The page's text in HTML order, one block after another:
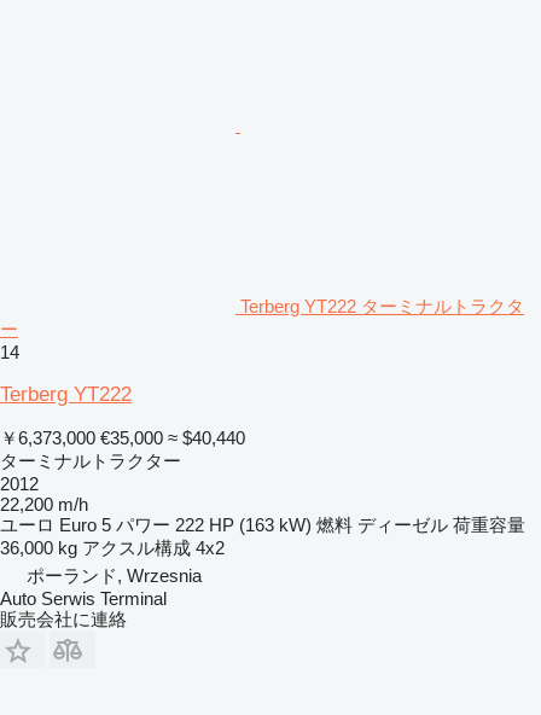
Terberg YT222 ターミナルトラクタ
ー
14
Terberg YT222
￥6,373,000 €35,000 ≈ $40,440
ターミナルトラクター
2012
22,200 m/h
ユーロ Euro 5 パワー 222 HP (163 kW) 燃料 ディーゼル 荷重容量
36,000 kg アクスル構成 4x2
ポーランド, Wrzesnia
Auto Serwis Terminal
販売会社に連絡